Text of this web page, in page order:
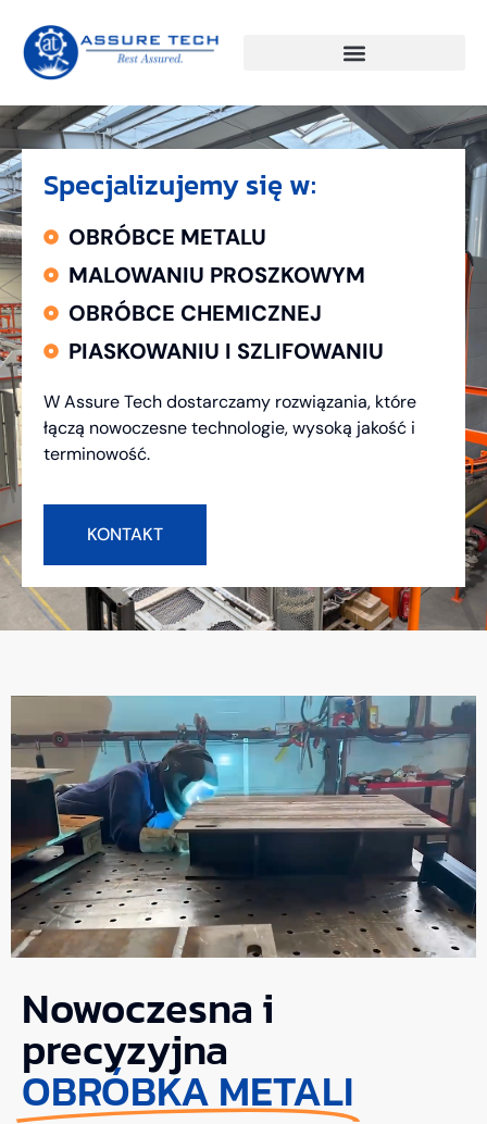
Specjalizujemy się w:
OBRÓBCE METALU
MALOWANIU PROSZKOWYM
OBRÓBCE CHEMICZNEJ
PIASKOWANIU I SZLIFOWANIU
W Assure Tech dostarczamy rozwiązania, które
łączą nowoczesne technologie, wysoką jakość i
terminowość.
KONTAKT
Nowoczesna i
precyzyjna
OBRÓBKA METALI